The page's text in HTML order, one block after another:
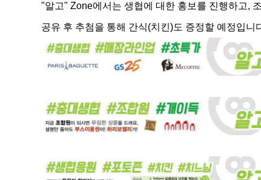
"알고" Zone에서는 생협에 대한 홍보를 진행하고,
공유 후 추첨을 통해 간식(치킨)도 증정할 예정입니